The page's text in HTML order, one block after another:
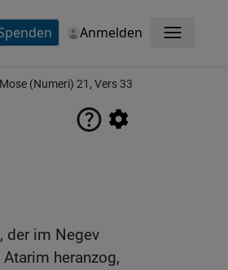
Anmelden Menü
(Numeri) 21, Vers 33
der im Negev
heranzog,